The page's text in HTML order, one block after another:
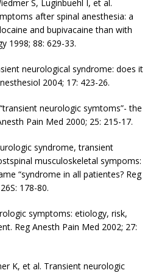
S, Luginbuehl I, et al.
after spinal anesthesia: a
and bupivacaine than with
1998; 88: 629-33.
neurological syndrome: does it
2004; 17: 423-26.
neurologic symtoms”- the
Pain Med 2000; 25: 215-17.
syndrome, transient
musculoskeletal sympoms:
“syndrome in all patientes? Reg
178-80.
symptoms: etiology, risk,
Reg Anesth Pain Med 2002; 27:
K, et al. Transient neurologic